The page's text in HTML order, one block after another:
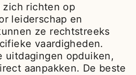
zich richten op
leiderschap en
ze rechtstreeks
vaardigheden.
uitdagingen opduiken,
aanpakken. De beste